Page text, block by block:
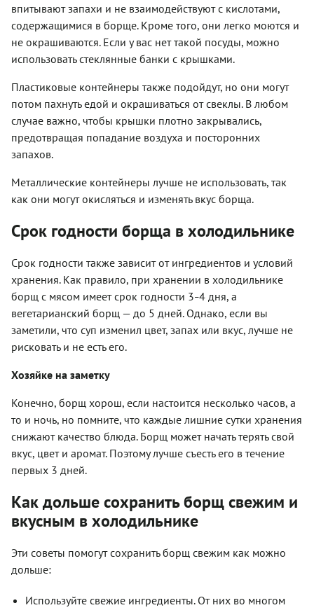
впитывают запахи и не взаимодействуют с кислотами,
содержащимися в борще. Кроме того, они легко моются и
не окрашиваются. Если у вас нет такой посуды, можно
использовать стеклянные банки с крышками.
Пластиковые контейнеры также подойдут, но они могут
потом пахнуть едой и окрашиваться от свеклы. В любом
случае важно, чтобы крышки плотно закрывались,
предотвращая попадание воздуха и посторонних
запахов.
Металлические контейнеры лучше не использовать, так
как они могут окисляться и изменять вкус борща.
Срок годности борща в холодильнике
Срок годности также зависит от ингредиентов и условий
хранения. Как правило, при хранении в холодильнике
борщ с мясом имеет срок годности 3–4 дня, а
вегетарианский борщ — до 5 дней. Однако, если вы
заметили, что суп изменил цвет, запах или вкус, лучше не
рисковать и не есть его.
Хозяйке на заметку
Конечно, борщ хорош, если настоится несколько часов, а
то и ночь, но помните, что каждые лишние сутки хранения
снижают качество блюда. Борщ может начать терять свой
вкус, цвет и аромат. Поэтому лучше съесть его в течение
первых 3 дней.
Как дольше сохранить борщ свежим и
вкусным в холодильнике
Эти советы помогут сохранить борщ свежим как можно
дольше:
Используйте свежие ингредиенты. От них во многом